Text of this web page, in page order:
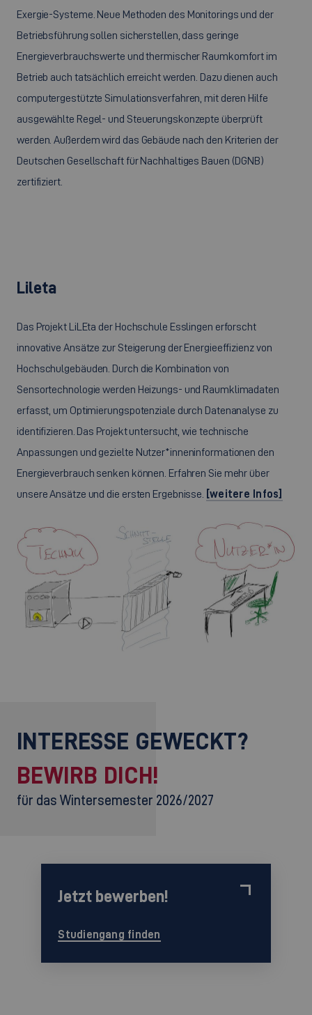
Exergie-Systeme. Neue Methoden des Monitorings und der
Betriebsführung sollen sicherstellen, dass geringe
Energieverbrauchswerte und thermischer Raumkomfort im
Betrieb auch tatsächlich erreicht werden. Dazu dienen auch
computergestützte Simulationsverfahren, mit deren Hilfe
ausgewählte Regel- und Steuerungskonzepte überprüft
werden. Außerdem wird das Gebäude nach den Kriterien der
Deutschen Gesellschaft für Nachhaltiges Bauen (DGNB)
zertifiziert.
Lileta
Das Projekt LiLEta der Hochschule Esslingen erforscht
innovative Ansätze zur Steigerung der Energieeffizienz von
Hochschulgebäuden. Durch die Kombination von
Sensortechnologie werden Heizungs- und Raumklimadaten
erfasst, um Optimierungspotenziale durch Datenanalyse zu
identifizieren. Das Projekt untersucht, wie technische
Anpassungen und gezielte Nutzer*inneninformationen den
Energieverbrauch senken können. Erfahren Sie mehr über
unsere Ansätze und die ersten Ergebnisse. [weitere Infos]
INTERESSE GEWECKT?
BEWIRB DICH!
für das Wintersemester 2026/2027
Jetzt bewerben!
Studiengang finden